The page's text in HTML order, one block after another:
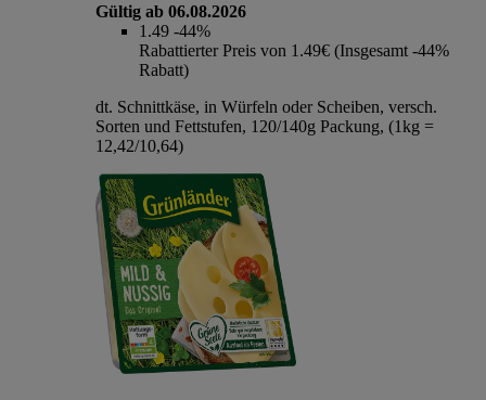
Gültig ab 06.08.2026
1.49 -44%
Rabattierter Preis von 1.49€ (Insgesamt -44%
Rabatt)
dt. Schnittkäse, in Würfeln oder Scheiben, versch.
Sorten und Fettstufen, 120/140g Packung, (1kg =
12,42/10,64)